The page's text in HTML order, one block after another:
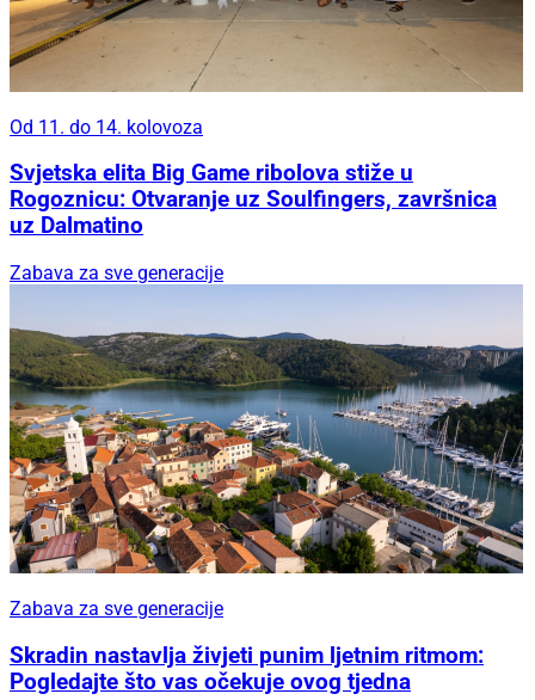
Od 11. do 14. kolovoza
Svjetska elita Big Game ribolova stiže u
Rogoznicu: Otvaranje uz Soulfingers, završnica
uz Dalmatino
Zabava za sve generacije
Zabava za sve generacije
Skradin nastavlja živjeti punim ljetnim ritmom:
Pogledajte što vas očekuje ovog tjedna